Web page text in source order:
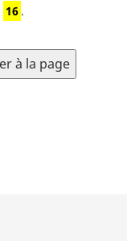
16